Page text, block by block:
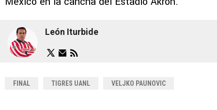
León Iturbide
FINAL TIGRES UANL VELJKO PAUNOVIC